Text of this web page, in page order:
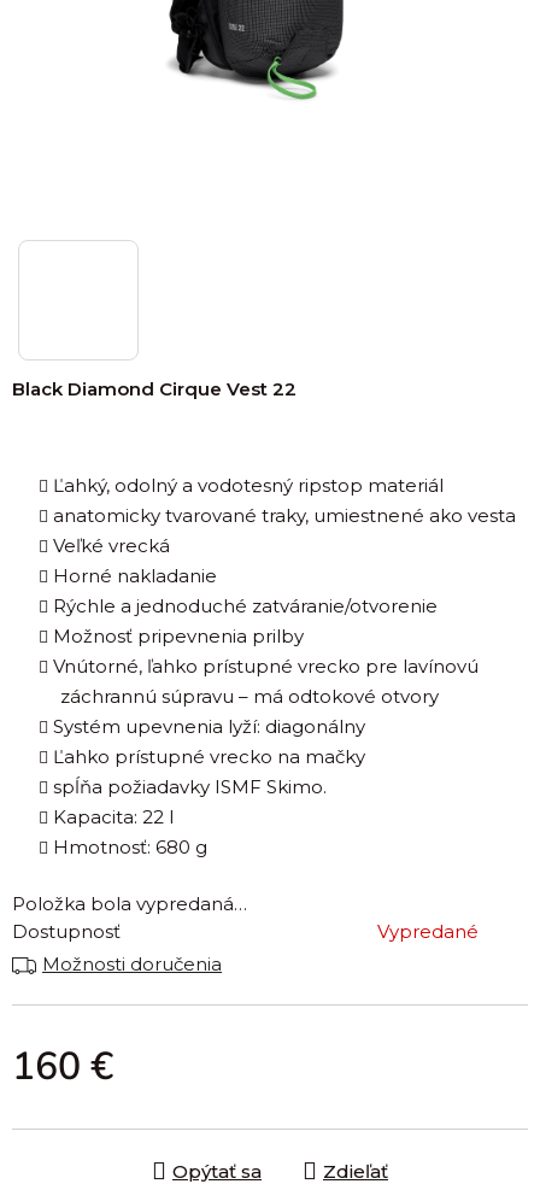
Black Diamond Cirque Vest 22
Ľahký, odolný a vodotesný ripstop materiál
anatomicky tvarované traky, umiestnené ako vesta
Veľké vrecká
Horné nakladanie
Rýchle a jednoduché zatváranie/otvorenie
Možnosť pripevnenia prilby
Vnútorné, ľahko prístupné vrecko pre lavínovú
záchrannú súpravu – má odtokové otvory
Systém upevnenia lyží: diagonálny
Ľahko prístupné vrecko na mačky
spĺňa požiadavky ISMF Skimo.
Kapacita: 22 l
Hmotnosť: 680 g
Položka bola vypredaná…
Dostupnosť
Vypredané
Možnosti doručenia
160 €
Opýtať sa Zdieľať